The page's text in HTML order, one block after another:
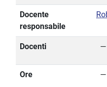
Docente
responsabile
Docenti
Ore